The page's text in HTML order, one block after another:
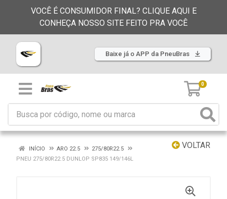
VOCÊ É CONSUMIDOR FINAL? CLIQUE AQUI E
CONHEÇA NOSSO SITE FEITO PRA VOCÊ
Baixe já o APP da PneuBras
0
VOLTAR
INÍCIO ARO 22.5
275/80R22.5
PNEU 275/80R22.5 DUNLOP SP835 149/146L